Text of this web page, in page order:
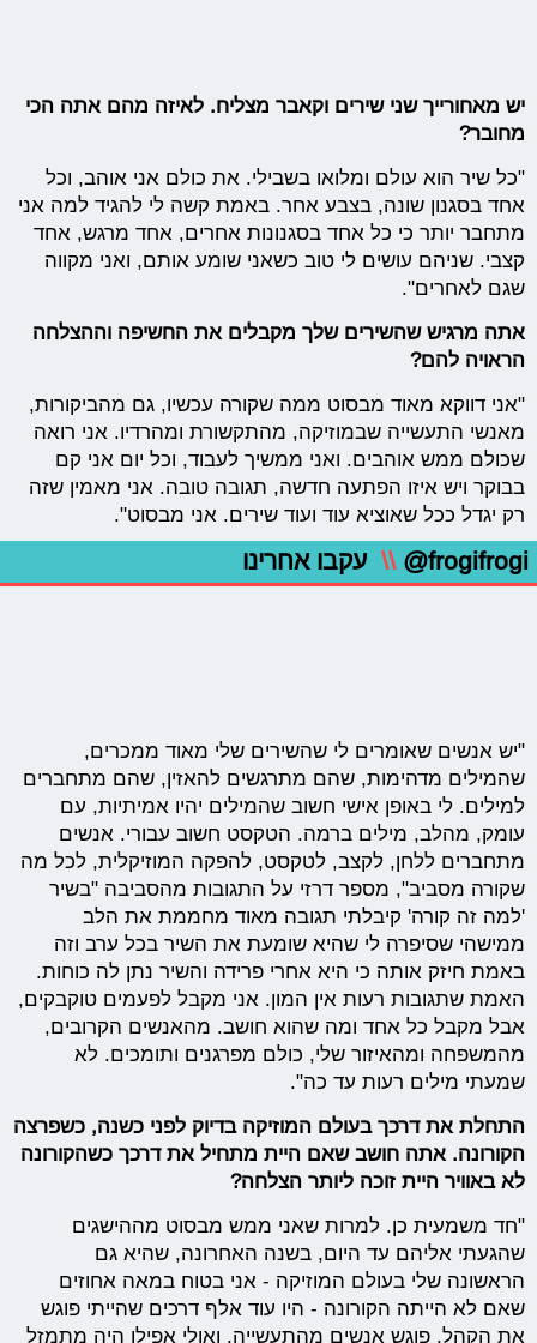
יש מאחורייך שני שירים וקאבר מצליח. לאיזה מהם אתה הכי
מחובר?
"כל שיר הוא עולם ומלואו בשבילי. את כולם אני אוהב, וכל
אחד בסגנון שונה, בצבע אחר. באמת קשה לי להגיד למה אני
מתחבר יותר כי כל אחד בסגנונות אחרים, אחד מרגש, אחד
קצבי. שניהם עושים לי טוב כשאני שומע אותם, ואני מקווה
שגם לאחרים".
אתה מרגיש שהשירים שלך מקבלים את החשיפה וההצלחה
הראויה להם?
"אני דווקא מאוד מבסוט ממה שקורה עכשיו, גם מהביקורות,
מאנשי התעשייה שבמוזיקה, מהתקשורת ומהרדיו. אני רואה
שכולם ממש אוהבים. ואני ממשיך לעבוד, וכל יום אני קם
בבוקר ויש איזו הפתעה חדשה, תגובה טובה. אני מאמין שזה
רק יגדל ככל שאוציא עוד ועוד שירים. אני מבסוט".
@frogifrogi
\\ עקבו אחרינו
"יש אנשים שאומרים לי שהשירים שלי מאוד ממכרים,
שהמילים מדהימות, שהם מתרגשים להאזין, שהם מתחברים
למילים. לי באופן אישי חשוב שהמילים יהיו אמיתיות, עם
עומק, מהלב, מילים ברמה. הטקסט חשוב עבורי. אנשים
מתחברים ללחן, לקצב, לטקסט, להפקה המוזיקלית, לכל מה
שקורה מסביב", מספר דרזי על התגובות מהסביבה "בשיר
'למה זה קורה' קיבלתי תגובה מאוד מחממת את הלב
ממישהי שסיפרה לי שהיא שומעת את השיר בכל ערב וזה
באמת חיזק אותה כי היא אחרי פרידה והשיר נתן לה כוחות.
האמת שתגובות רעות אין המון. אני מקבל לפעמים טוקבקים,
אבל מקבל כל אחד ומה שהוא חושב. מהאנשים הקרובים,
מהמשפחה ומהאיזור שלי, כולם מפרגנים ותומכים. לא
שמעתי מילים רעות עד כה".
התחלת את דרכך בעולם המוזיקה בדיוק לפני כשנה, כשפרצה
הקורונה. אתה חושב שאם היית מתחיל את דרכך כשהקורונה
לא באוויר היית זוכה ליותר הצלחה?
"חד משמעית כן. למרות שאני ממש מבסוט מההישגים
שהגעתי אליהם עד היום, בשנה האחרונה, שהיא גם
הראשונה שלי בעולם המוזיקה - אני בטוח במאה אחוזים
שאם לא הייתה הקורונה - היו עוד אלף דרכים שהייתי פוגש
את הקהל, פוגש אנשים מהתעשייה, ואולי אפילו היה מתמזל